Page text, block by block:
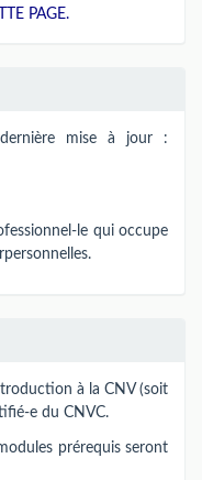
PAGE.
mise à jour :
le qui occupe
à la CNV (soit
e du CNVC.
prérequis seront